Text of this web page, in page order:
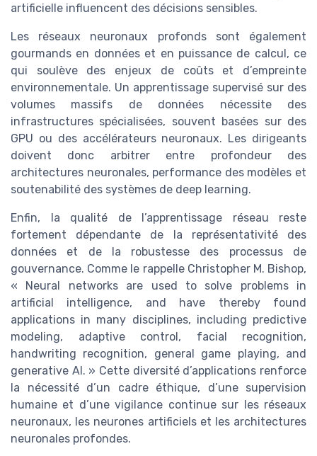
artificielle influencent des décisions sensibles.
Les réseaux neuronaux profonds sont également
gourmands en données et en puissance de calcul, ce
qui soulève des enjeux de coûts et d’empreinte
environnementale. Un apprentissage supervisé sur des
volumes massifs de données nécessite des
infrastructures spécialisées, souvent basées sur des
GPU ou des accélérateurs neuronaux. Les dirigeants
doivent donc arbitrer entre profondeur des
architectures neuronales, performance des modèles et
soutenabilité des systèmes de deep learning.
Enfin, la qualité de l’apprentissage réseau reste
fortement dépendante de la représentativité des
données et de la robustesse des processus de
gouvernance. Comme le rappelle Christopher M. Bishop,
« Neural networks are used to solve problems in
artificial intelligence, and have thereby found
applications in many disciplines, including predictive
modeling, adaptive control, facial recognition,
handwriting recognition, general game playing, and
generative AI. » Cette diversité d’applications renforce
la nécessité d’un cadre éthique, d’une supervision
humaine et d’une vigilance continue sur les réseaux
neuronaux, les neurones artificiels et les architectures
neuronales profondes.